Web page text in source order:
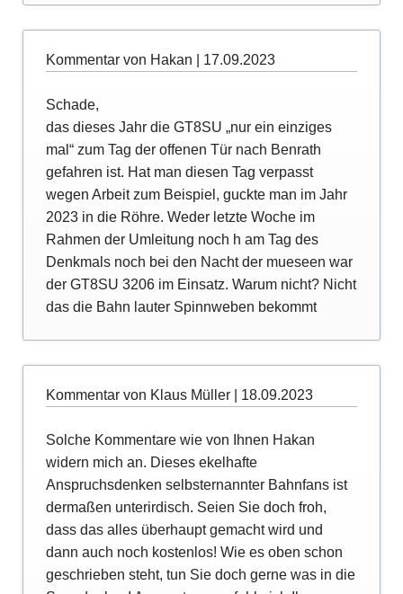
Kommentar von Hakan | 17.09.2023
Schade,
das dieses Jahr die GT8SU „nur ein einziges
mal“ zum Tag der offenen Tür nach Benrath
gefahren ist. Hat man diesen Tag verpasst
wegen Arbeit zum Beispiel, guckte man im Jahr
2023 in die Röhre. Weder letzte Woche im
Rahmen der Umleitung noch h am Tag des
Denkmals noch bei den Nacht der mueseen war
der GT8SU 3206 im Einsatz. Warum nicht? Nicht
das die Bahn lauter Spinnweben bekommt
Kommentar von Klaus Müller | 18.09.2023
Solche Kommentare wie von Ihnen Hakan
widern mich an. Dieses ekelhafte
Anspruchsdenken selbsternannter Bahnfans ist
dermaßen unterirdisch. Seien Sie doch froh,
dass das alles überhaupt gemacht wird und
dann auch noch kostenlos! Wie es oben schon
geschrieben steht, tun Sie doch gerne was in die